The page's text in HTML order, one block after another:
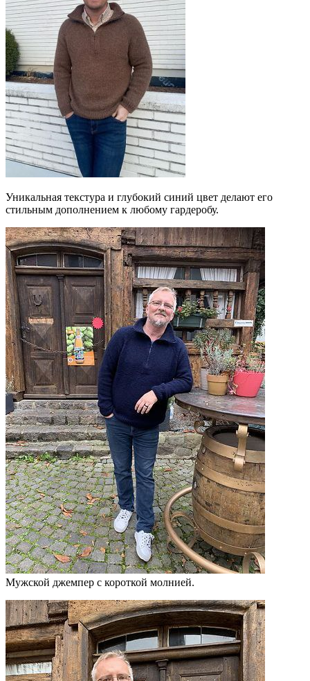
Уникальная текстура и глубокий синий цвет делают его
стильным дополнением к любому гардеробу.
Мужской джемпер с короткой молнией.